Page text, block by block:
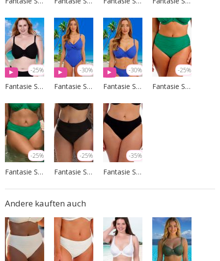
-25%
Fantasie Swim
-30%
Fantasie Swim
-30%
Fantasie Swim
-25%
Fantasie Swim
-25%
Fantasie Swim
-25%
Fantasie Swim
-35%
Fantasie Swim
Andere kauften auch